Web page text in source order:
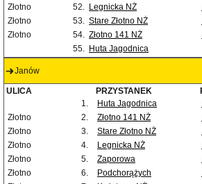
Złotno
52. Legnicka NŻ
Złotno
53. Stare Złotno NŻ
Złotno
54. Złotno 141 NŻ
55. Huta Jagodnica
Janów
ULICA PRZYSTANEK
1.
Huta Jagodnica
Złotno
2. Złotno 141 NŻ
Złotno
3. Stare Złotno NŻ
Złotno
4. Legnicka NŻ
Złotno
5. Zaporowa
Złotno
6. Podchorążych